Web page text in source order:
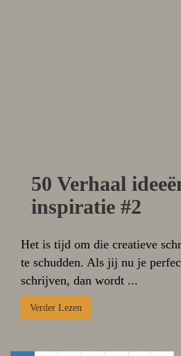
50 Verhaal
inspiratie #2
Het is tijd om die creatieve
te schudden. Als jij nu je
schrijven, dan wordt ...
Verder Lezen